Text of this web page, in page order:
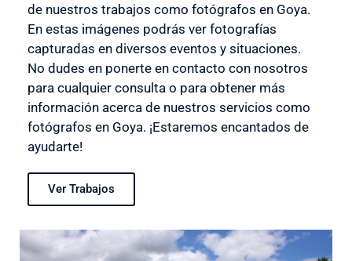
de nuestros trabajos como fotógrafos en Goya.
En estas imágenes podrás ver fotografías
capturadas en diversos eventos y situaciones.
No dudes en ponerte en contacto con nosotros
para cualquier consulta o para obtener más
información acerca de nuestros servicios como
fotógrafos en Goya. ¡Estaremos encantados de
ayudarte!
Ver Trabajos